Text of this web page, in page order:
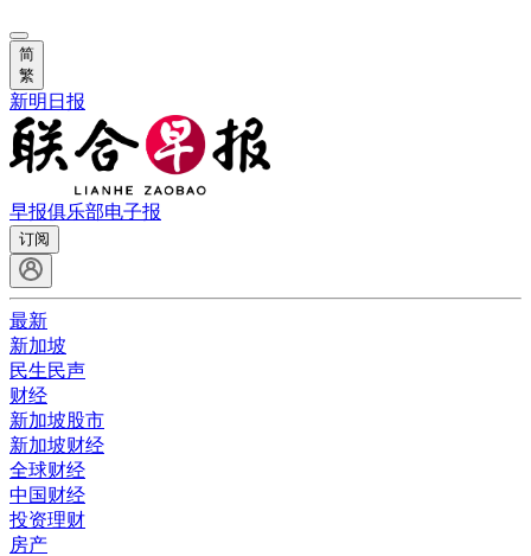
简
繁
新明日报
早报俱乐部电子报
订阅
最新
新加坡
民生民声
财经
新加坡股市
新加坡财经
全球财经
中国财经
投资理财
房产